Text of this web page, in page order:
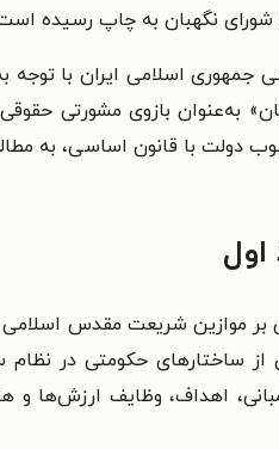
شورای نگهبان به چاپ رسیده
جمهوری اسلامی ایران با
بازوی مشورتی حقوقی
با قانون اساسی،‌ به
بر موازین شریعت مقدس
از ساختارهای حکومتی در
اهداف، وظایف ارزش‌ها و